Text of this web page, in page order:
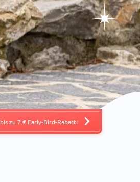
bis zu 7 € Early-Bird-Rabatt!